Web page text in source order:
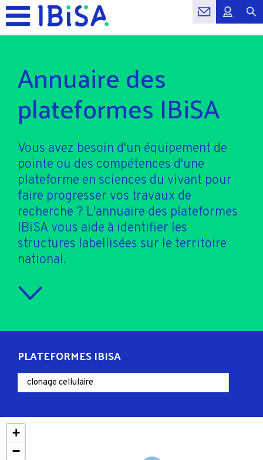
Annuaire des
plateformes IBiSA
Vous avez besoin d'un équipement de
pointe ou des compétences d'une
plateforme en sciences du vivant pour
faire progresser vos travaux de
recherche ? L'annuaire des plateformes
IBiSA vous aide à identifier les
structures labellisées sur le territoire
national.
PLATEFORMES IBISA
+
−